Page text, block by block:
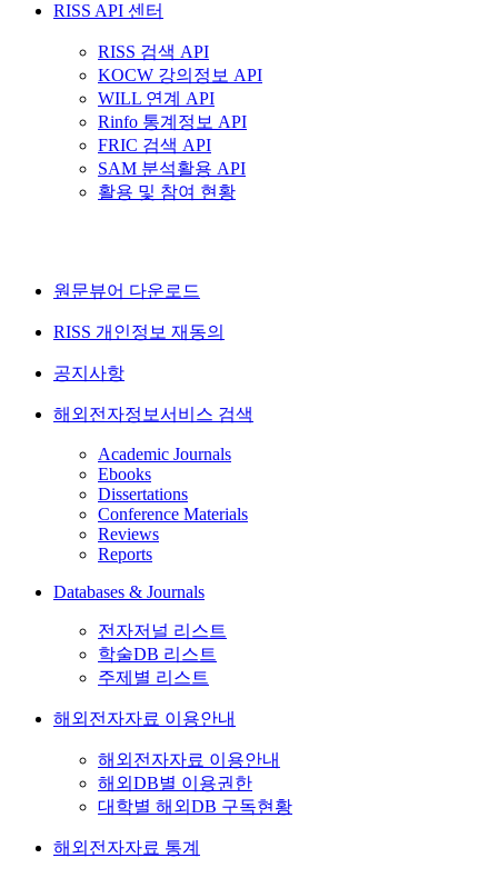
RISS API 센터
RISS 검색 API
KOCW 강의정보 API
WILL 연계 API
Rinfo 통계정보 API
FRIC 검색 API
SAM 분석활용 API
활용 및 참여 현황
원문뷰어 다운로드
RISS 개인정보 재동의
공지사항
해외전자정보서비스 검색
Academic Journals
Ebooks
Dissertations
Conference Materials
Reviews
Reports
Databases & Journals
전자저널 리스트
학술DB 리스트
주제별 리스트
해외전자자료 이용안내
해외전자자료 이용안내
해외DB별 이용권한
대학별 해외DB 구독현황
해외전자자료 통계